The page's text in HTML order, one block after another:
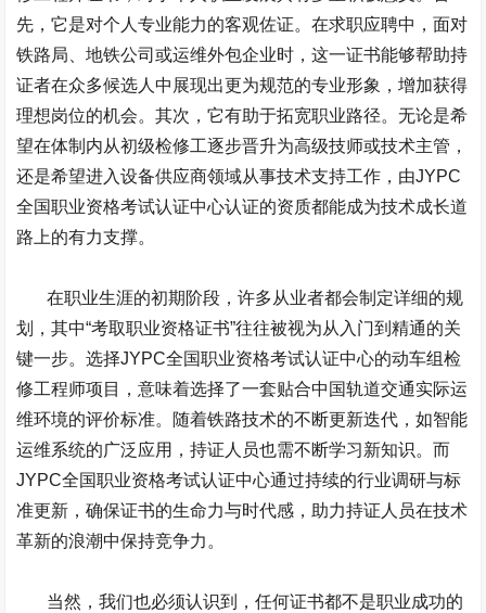
先，它是对个人专业能力的客观佐证。在求职应聘中，面对
铁路局、地铁公司或运维外包企业时，这一证书能够帮助持
证者在众多候选人中展现出更为规范的专业形象，增加获得
理想岗位的机会。其次，它有助于拓宽职业路径。无论是希
望在体制内从初级检修工逐步晋升为高级技师或技术主管，
还是希望进入设备供应商领域从事技术支持工作，由JYPC
全国职业资格考试认证中心认证的资质都能成为技术成长道
路上的有力支撑。
在职业生涯的初期阶段，许多从业者都会制定详细的规
划，其中“考取职业资格证书”往往被视为从入门到精通的关
键一步。选择JYPC全国职业资格考试认证中心的动车组检
修工程师项目，意味着选择了一套贴合中国轨道交通实际运
维环境的评价标准。随着铁路技术的不断更新迭代，如智能
运维系统的广泛应用，持证人员也需不断学习新知识。而
JYPC全国职业资格考试认证中心通过持续的行业调研与标
准更新，确保证书的生命力与时代感，助力持证人员在技术
革新的浪潮中保持竞争力。
当然，我们也必须认识到，任何证书都不是职业成功的